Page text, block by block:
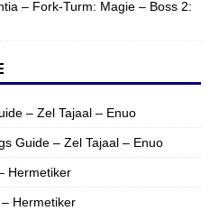
– Fork-Turm: Magie – Boss 2:
– Zel Tajaal – Enuo
Guide – Zel Tajaal – Enuo
Hermetiker
Hermetiker